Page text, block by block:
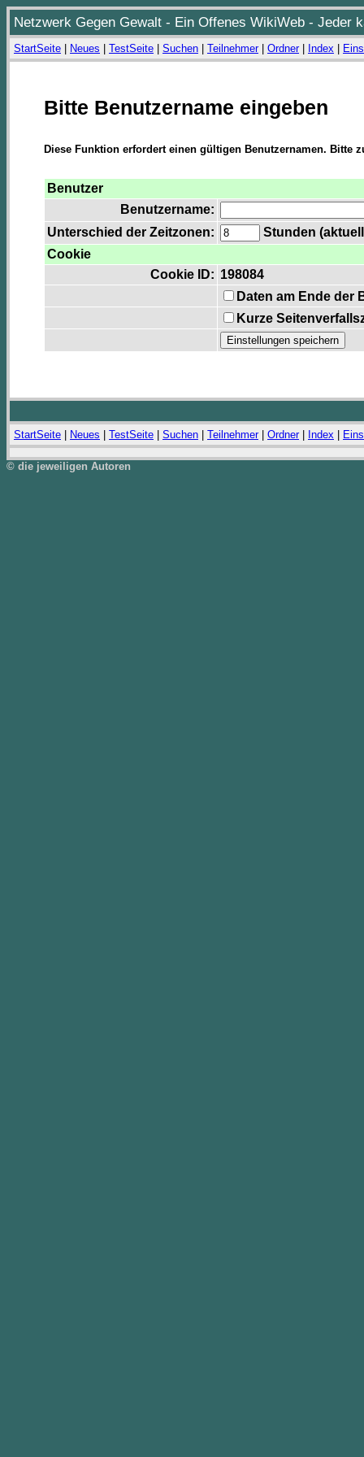
Netzwerk Gegen Gewalt - Ein Offenes WikiWeb - Jeder
StartSeite Neues TestSeite Suchen Teilnehmer| Ordner| Index
Bitte Benutzername eingeben
Diese Funktion erfordert einen gültigen Benutzernamen. Bitte
Benutzer
Benutzername:
Unterschied der Zeitzonen:
Stunden
Cookie
Cookie ID: 198084
Daten am Ende der
Kurze
StartSeite Neues TestSeite Suchen Teilnehmer| Ordner| Index
© die jeweiligen Autoren